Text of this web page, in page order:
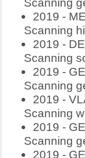
2019 -
Scanning
2019 -
Scanning
2019 -
Scanning
2019 -
Scanning
2019 -
Scanning
2019 -